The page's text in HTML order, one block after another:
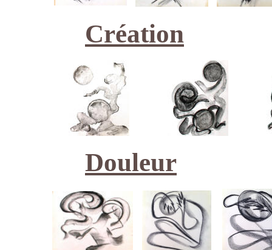
Création
Douleur